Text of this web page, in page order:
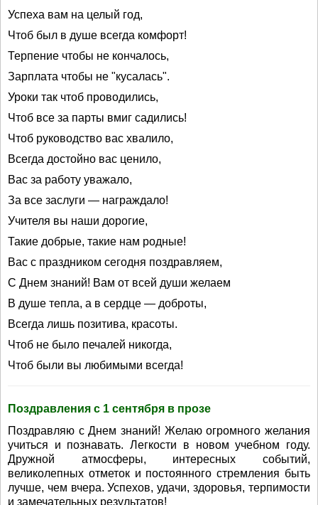
Успеха вам на целый год,
Чтоб был в душе всегда комфорт!
Терпение чтобы не кончалось,
Зарплата чтобы не "кусалась".
Уроки так чтоб проводились,
Чтоб все за парты вмиг садились!
Чтоб руководство вас хвалило,
Всегда достойно вас ценило,
Вас за работу уважало,
За все заслуги — награждало!
Учителя вы наши дорогие,
Такие добрые, такие нам родные!
Вас с праздником сегодня поздравляем,
С Днем знаний! Вам от всей души желаем
В душе тепла, а в сердце — доброты,
Всегда лишь позитива, красоты.
Чтоб не было печалей никогда,
Чтоб были вы любимыми всегда!
Поздравления с 1 сентября в прозе
Поздравляю с Днем знаний! Желаю огромного желания
учиться и познавать. Легкости в новом учебном году.
Дружной атмосферы, интересных событий,
великолепных отметок и постоянного стремления быть
лучше, чем вчера. Успехов, удачи, здоровья, терпимости
и замечательных результатов!